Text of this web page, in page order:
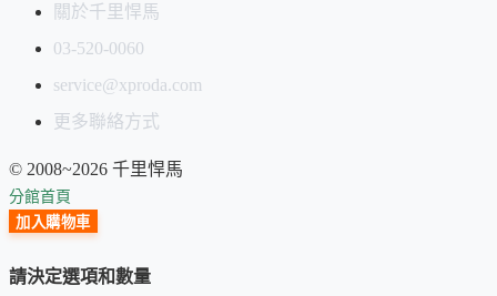
關於千里悍馬
03-520-0060
service@xproda.com
更多聯絡方式
© 2008~2026 千里悍馬
分館首頁
加入購物車
請決定選項和數量